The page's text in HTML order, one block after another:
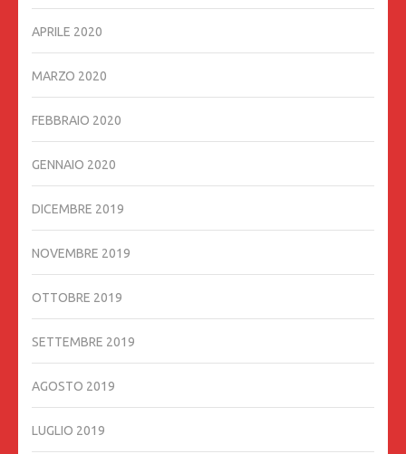
APRILE 2020
MARZO 2020
FEBBRAIO 2020
GENNAIO 2020
DICEMBRE 2019
NOVEMBRE 2019
OTTOBRE 2019
SETTEMBRE 2019
AGOSTO 2019
LUGLIO 2019